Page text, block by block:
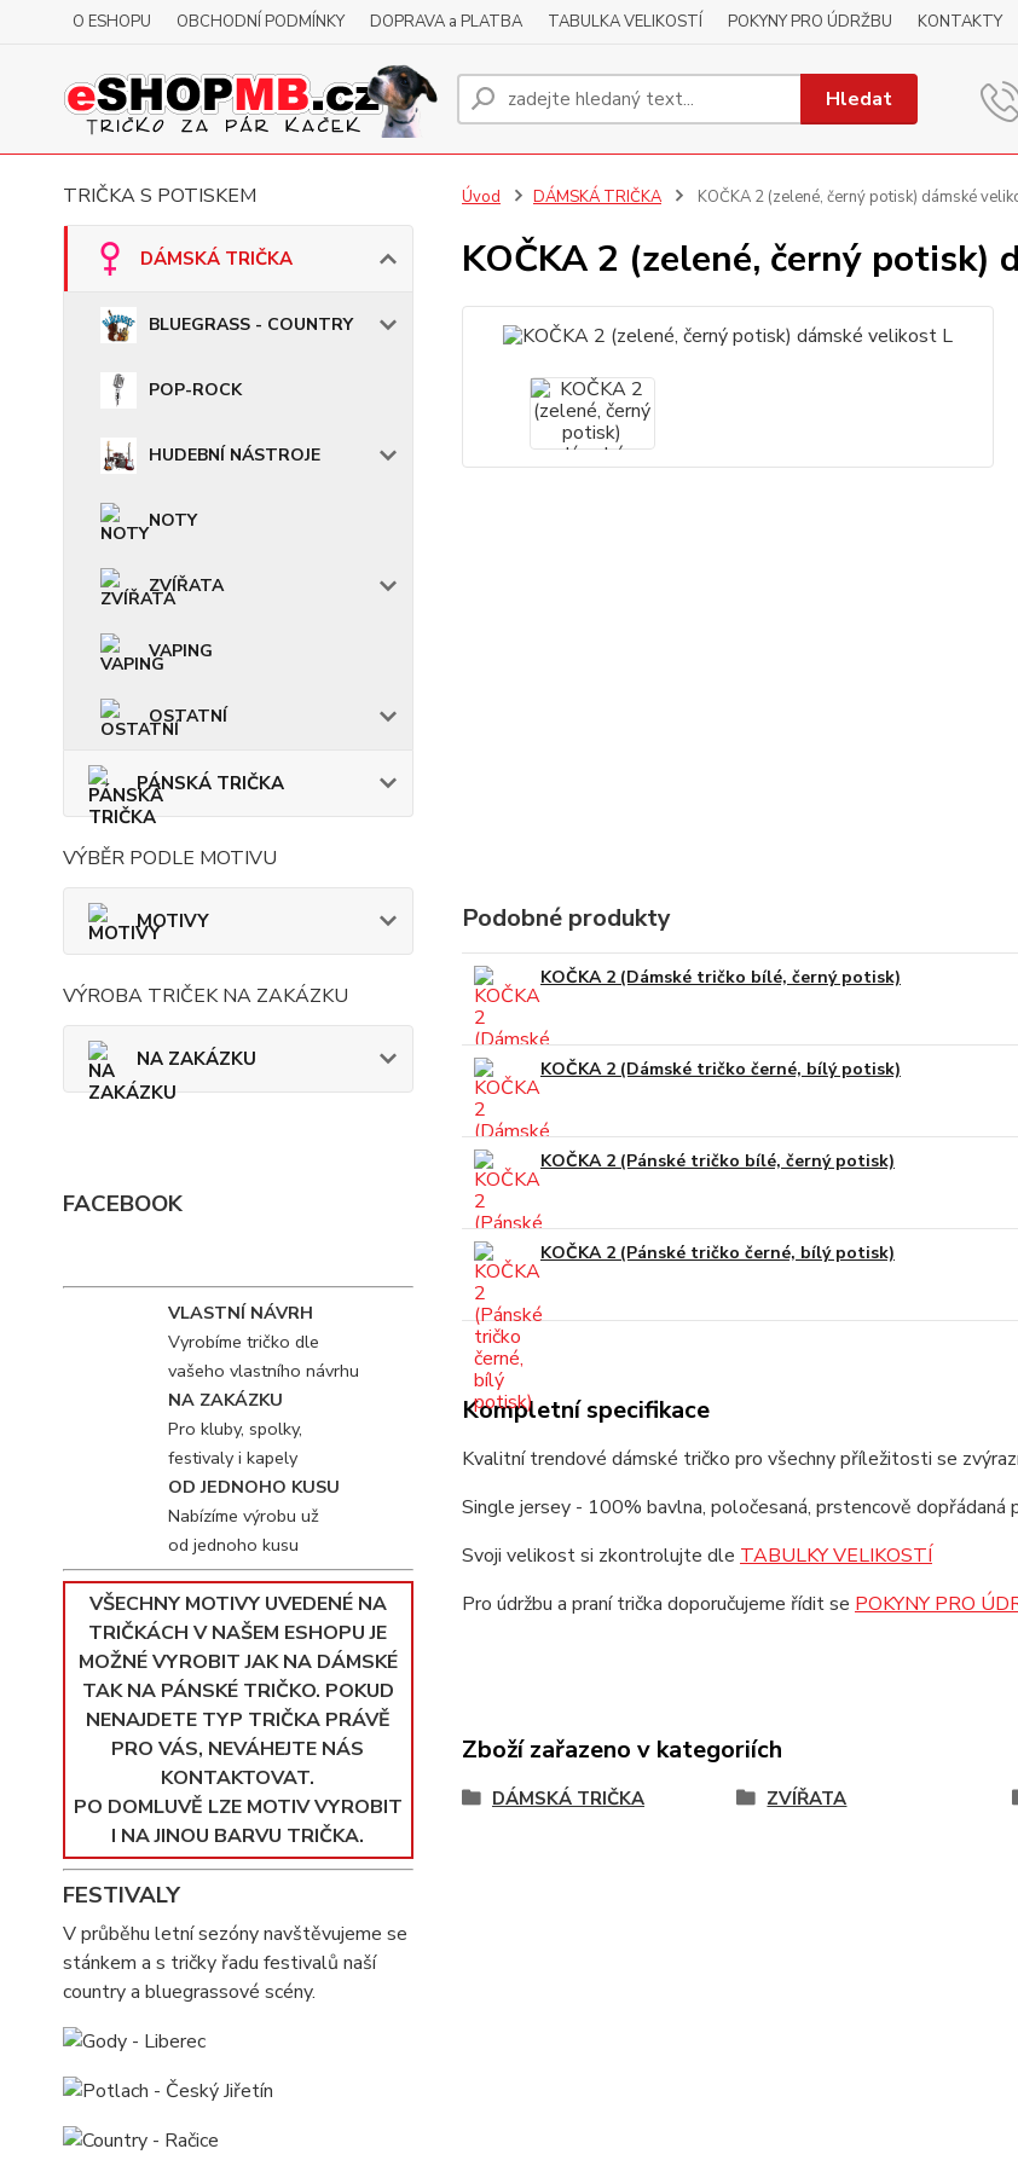
O ESHOPU OBCHODNÍ PODMÍNKY DOPRAVA a PLATBA TABULKA VELIKOSTÍ POKYNY PRO ÚDRŽBU KONTAKTY
Hledat
TRIČKA S POTISKEM
DÁMSKÁ TRIČKA
BLUEGRASS - COUNTRY
POP-ROCK
HUDEBNÍ NÁSTROJE
NOTY
ZVÍŘATA
VAPING
OSTATNÍ
PÁNSKÁ TRIČKA
VÝBĚR PODLE MOTIVU
MOTIVY
VÝROBA TRIČEK NA ZAKÁZKU
NA ZAKÁZKU
FACEBOOK
VLASTNÍ NÁVRH
Vyrobíme tričko dle
vašeho vlastního návrhu
NA ZAKÁZKU
Pro kluby, spolky,
festivaly i kapely
OD JEDNOHO KUSU
Nabízíme výrobu už
od jednoho kusu
VŠECHNY MOTIVY UVEDENÉ NA
TRIČKÁCH V NAŠEM ESHOPU JE
MOŽNÉ VYROBIT JAK NA DÁMSKÉ
TAK NA PÁNSKÉ TRIČKO. POKUD
NENAJDETE TYP TRIČKA PRÁVĚ
PRO VÁS, NEVÁHEJTE NÁS
KONTAKTOVAT.
PO DOMLUVĚ LZE MOTIV VYROBIT
I NA JINOU BARVU TRIČKA.
FESTIVALY
V průběhu letní sezóny navštěvujeme se
stánkem a s tričky řadu festivalů naší
country a bluegrassové scény.
Úvod DÁMSKÁ TRIČKA KOČKA 2 (zelené, černý potisk) dámské
KOČKA 2 (zelené, černý potisk)
Podobné produkty
KOČKA 2 (Dámské tričko bílé, černý potisk)
KOČKA 2 (Dámské tričko černé, bílý potisk)
KOČKA 2 (Pánské tričko bílé, černý potisk)
KOČKA 2 (Pánské tričko černé, bílý potisk)
Kompletní specifikace
Kvalitní trendové dámské tričko pro všechny příležitosti se
Single jersey - 100% bavlna, poločesaná, prstencově dopřádaná
Svoji velikost si zkontrolujte dle TABULKY VELIKOSTÍ
Pro údržbu a praní trička doporučujeme řídit se POKYNY PRO
Zboží zařazeno v kategoriích
DÁMSKÁ TRIČKA ZVÍŘATA